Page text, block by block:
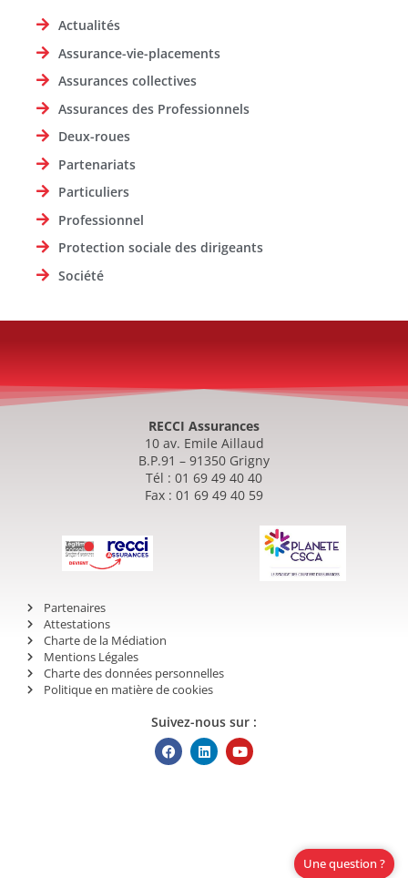
Actualités
Assurance-vie-placements
Assurances collectives
Assurances des Professionnels
Deux-roues
Partenariats
Particuliers
Professionnel
Protection sociale des dirigeants
Société
RECCI Assurances
10 av. Emile Aillaud
B.P.91 – 91350 Grigny
Tél : 01 69 49 40 40
Fax : 01 69 49 40 59
Partenaires
Attestations
Charte de la Médiation
Mentions Légales
Charte des données personnelles
Politique en matière de cookies
Une question ?
Suivez-nous sur :